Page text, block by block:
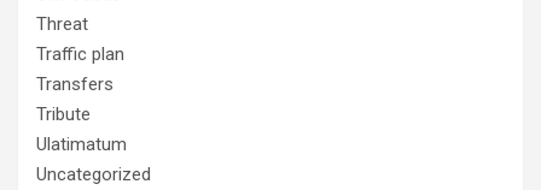
Threat
Traffic plan
Transfers
Tribute
Ulatimatum
Uncategorized